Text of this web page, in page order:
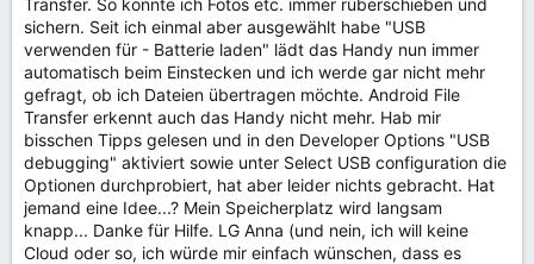
Transfer. So konnte ich Fotos etc. immer rüberschieben und
sichern. Seit ich einmal aber ausgewählt habe "USB
verwenden für - Batterie laden" lädt das Handy nun immer
automatisch beim Einstecken und ich werde gar nicht mehr
gefragt, ob ich Dateien übertragen möchte. Android File
Transfer erkennt auch das Handy nicht mehr. Hab mir
bisschen Tipps gelesen und in den Developer Options "USB
debugging" aktiviert sowie unter Select USB configuration die
Optionen durchprobiert, hat aber leider nichts gebracht. Hat
jemand eine Idee...? Mein Speicherplatz wird langsam
knapp... Danke für Hilfe. LG Anna (und nein, ich will keine
Cloud oder so, ich würde mir einfach wünschen, dass es